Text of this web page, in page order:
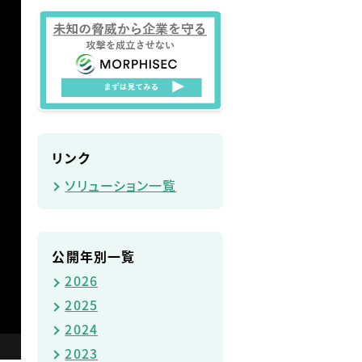
リンク
ソリューション一覧
公開年別一覧
2026
2025
2024
2023